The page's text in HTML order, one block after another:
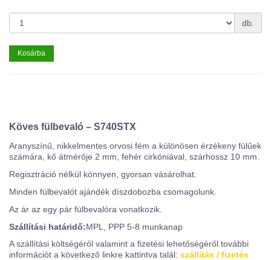
db.
Kosárba
Köves fülbevaló – S740STX
Aranyszínű, nikkelmentes orvosi fém a különösen érzékeny fülűek
számára, kő átmérője 2 mm, fehér cirkóniával, szárhossz 10 mm.
Regisztráció nélkül könnyen, gyorsan vásárolhat.
Minden fülbevalót ajándék díszdobozba csomagolunk.
Az ár az egy pár fülbevalóra vonatkozik.
Szállítási határidő:MPL, PPP 5-8 munkanap
A szállítási költségéről valamint a fizetési lehetőségéről további
információt a következő linkre kattintva talál: szállítás / fizetés